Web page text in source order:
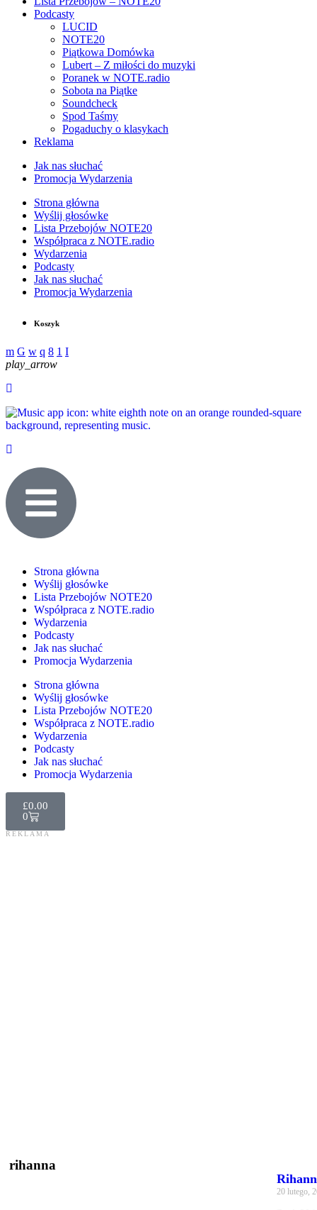
Podcasty
LUCID
NOTE20
Piątkowa Domówka
Lubert – Z miłości do muzyki
Poranek w NOTE.radio
Sobota na Piątke
Soundcheck
Spod Taśmy
Pogaduchy o klasykach
Reklama
Jak nas słuchać
Promocja Wydarzenia
Strona główna
Wyślij głosówke
Lista Przebojów NOTE20
Współpraca z NOTE.radio
Wydarzenia
Podcasty
Jak nas słuchać
Promocja Wydarzenia
Koszyk
play_arrow
Strona główna
Wyślij głosówke
Lista Przebojów NOTE20
Współpraca z NOTE.radio
Wydarzenia
Podcasty
Jak nas słuchać
Promocja Wydarzenia
Strona główna
Wyślij głosówke
Lista Przebojów NOTE20
Współpraca z NOTE.radio
Wydarzenia
Podcasty
Jak nas słuchać
Promocja Wydarzenia
£0.00
0
rihanna
20 lutego,